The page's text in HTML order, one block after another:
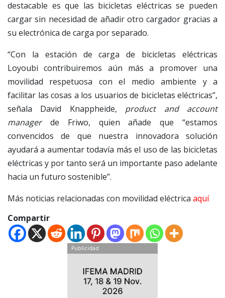
destacable es que las bicicletas eléctricas se pueden
cargar sin necesidad de añadir otro cargador gracias a
su electrónica de carga por separado.
“Con la estación de carga de bicicletas eléctricas
Loyoubi contribuiremos aún más a promover una
movilidad respetuosa con el medio ambiente y a
facilitar las cosas a los usuarios de bicicletas eléctricas”,
señala David Knappheide, product and account
managerde Friwo, quien añade que “estamos
convencidos de que nuestra innovadora solución
ayudará a aumentar todavía más el uso de las bicicletas
eléctricas y por tanto será un importante paso adelante
hacia un futuro sostenible”.
Más noticias relacionadas con movilidad eléctrica aquí
Compartir
Publicidad